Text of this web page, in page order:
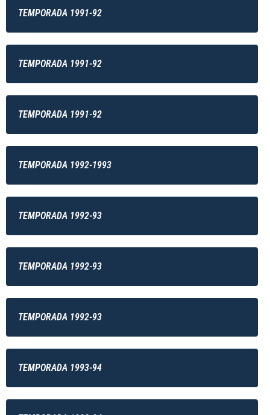
TEMPORADA 1991-92
TEMPORADA 1991-92
TEMPORADA 1991-92
TEMPORADA 1992-1993
TEMPORADA 1992-93
TEMPORADA 1992-93
TEMPORADA 1992-93
TEMPORADA 1993-94